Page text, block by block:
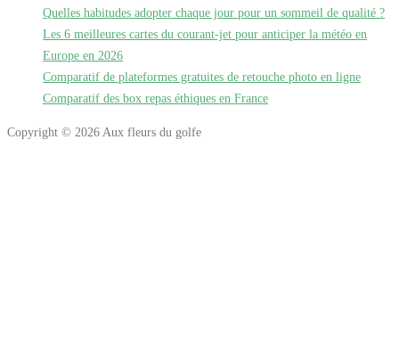
Quelles habitudes adopter chaque jour pour un sommeil de qualité ?
Les 6 meilleures cartes du courant-jet pour anticiper la météo en
Europe en 2026
Comparatif de plateformes gratuites de retouche photo en ligne
Comparatif des box repas éthiques en France
Copyright © 2026 Aux fleurs du golfe